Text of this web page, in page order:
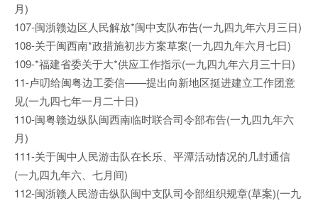
月)
107-闽浙赣边区人民解放*闽中支队布告(一九四九年六月三日)
108-关于闽西南*政措施初步方案草案(一九四九年六月七日)
109-*福建省委关于大*供应工作指示(一九四九年六月三十日)
11-卢叨给闽粤边工委信——提出向新地区挺进建立工作团意
见(一九四七年一月二十日)
110-闽粤赣边纵队闽西南临时联合司令部布告(一九四九年六
月)
111-关于闽中人民游击队在长乐、平潭活动情况的几封通信
(一九四九年六、七月间)
112-闽浙赣人民游击纵队闽中支队司令部组织规章(草案)(一九